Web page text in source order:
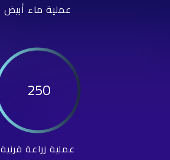
عملية ماء أبيض
250
عملية زراعة قرنية